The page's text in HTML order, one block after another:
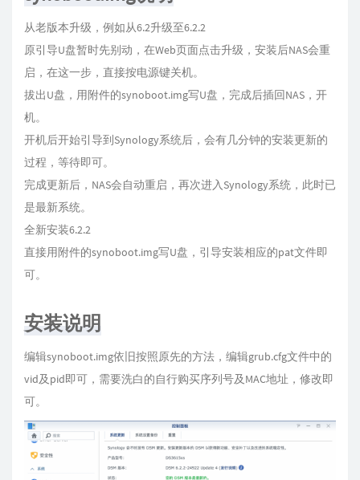
从老版本升级，例如从6.2升级至6.2.2
原引导U盘暂时先别动，在Web页面点击升级，安装后NAS会重
启，在这一步，直接按电源键关机。
拔出U盘，用附件的synoboot.img写U盘，完成后插回NAS，开
机。
开机后开始引导到Synology系统后，会有几分钟的安装更新的
过程，等待即可。
完成更新后，NAS会自动重启，再次进入Synology系统，此时已
是最新系统。
全新安装6.2.2
直接用附件的synoboot.img写U盘，引导安装相应的pat文件即
可。
安装说明
编辑synoboot.img依旧按照原先的方法，编辑grub.cfg文件中的
vid及pid即可，需要洗白的自行购买序列号及MAC地址，修改即
可。